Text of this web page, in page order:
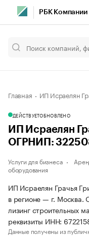
РБК Компании
Главная ИП Исраелян
ДЕЙСТВУЕТОБНОВЛЕНО
ИП Исраелян
ОГРНИП:
Услуги для бизнеса
оборудования
ИП Исраелян Грачья
в регионе — г. Москва.
лизинг строительных
реквизиты ИНН:
Данные получены из